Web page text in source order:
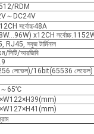
RDM
～DC24V
সর্বোচ্চ48A
x12CH
RJ45, সবুজ টার্মিনাল
সিটি/আরজিবি
লেভেল)/16bit(65536 লেভেল)
65℃